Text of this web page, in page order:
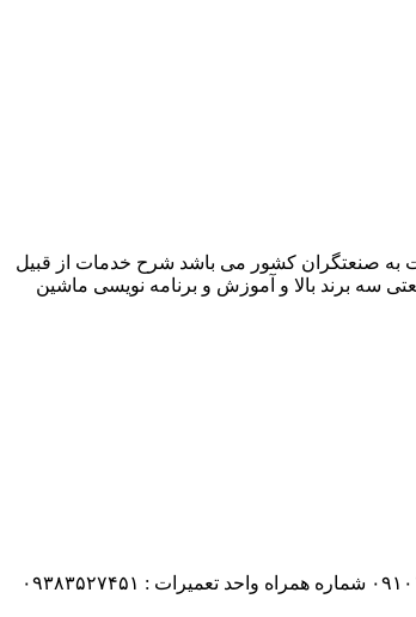
باشد مشغول به خدمت به صنعتگران کشور می باشد شرح خدمات از قبیل
سه برند بالا و آموزش و برنامه نویسی ماشین